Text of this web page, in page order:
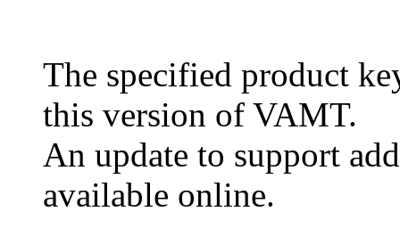
The specified product
this version of VAMT.
An update to support
available online.